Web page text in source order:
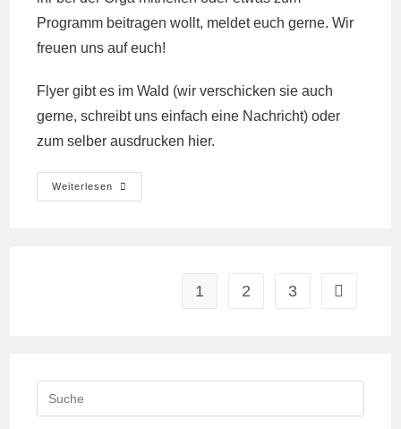
Programm beitragen wollt, meldet euch gerne. Wir
freuen uns auf euch!
Flyer gibt es im Wald (wir verschicken sie auch
gerne, schreibt uns einfach eine Nachricht) oder
zum selber ausdrucken hier.
Weiterlesen
Skillsharing-
Camp
1 2 3
this